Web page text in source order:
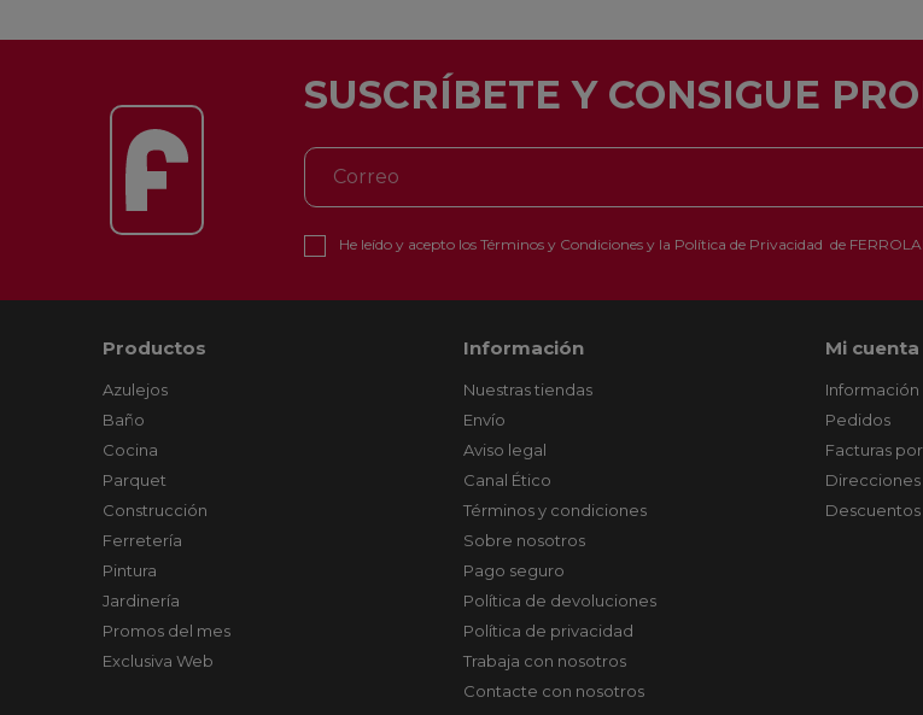
SUSCRÍBETE Y CONSIGUE
He leído y acepto los Términos y Condicionesy la Política de Privacidad de
Productos
Azulejos
Baño
Cocina
Parquet
Construcción
Ferretería
Pintura
Jardinería
Promos del mes
Exclusiva Web
Información
Nuestras tiendas
Envío
Aviso legal
Canal Ético
Términos y condiciones
Sobre nosotros
Pago seguro
Política de devoluciones
Política de privacidad
Trabaja con nosotros
Contacte con nosotros
Mi cuenta
Información
Pedidos
Facturas
Direcciones
Descuentos